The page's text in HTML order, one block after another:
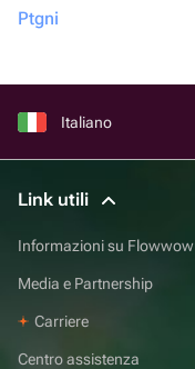
Ptgni
Italiano
Link utili
Informazioni su Flowwow
Media e Partnership
Carriere
Centro assistenza